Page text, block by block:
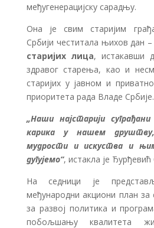
међугенерацијску сарадњу.
Она је свим старијим
Србији честитала њихов дан –
старијих лица, истакавши
здравог старења, као и
старијих у јавном и
приоритета рада Владе Србије.
„Наши најстарији
карика у нашем
мудрости и искуства и
дугујемо“, истакла је
На седници је
међународни акциони план
за развој политика и
побољшању квалитета